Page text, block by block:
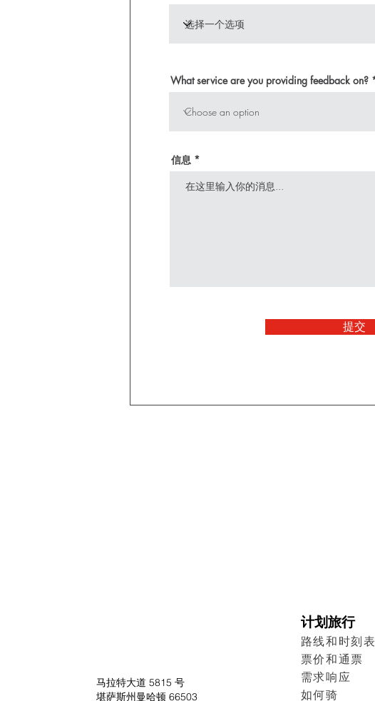
What service are you providing feedback on?
信息
提交
马拉特大道 5815 号
堪萨斯州曼哈顿 66503
计划旅行
路线和时刻表
票价和通票
需求响应
如何骑